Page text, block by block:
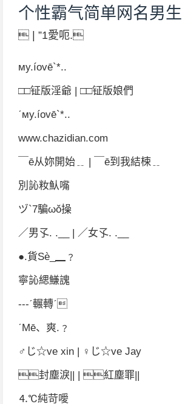
个性霸气简单网名男生
 | ”1愛呃.
мy.íovē`*..
□□钲版淫爺 | □□钲版娘們
ˊмy.íovē`*..
www.chazidian.com
￣ē从妳開始﹎ | ￣ē到我結梀﹎
別訫籹魜嘴
ヅ`7騙ωǒ操
／男孓. .__ | ／女孓. .__
●.貨Sè_▁﹖
寧訫緦鰜謉
---ˊ輾轉ˊ
ˊMē、爽.﹖
♂じ☆ve xin | ♀じ☆ve Jay
封塵淚|| | 紅塵罪||
⒋℃純苛噯